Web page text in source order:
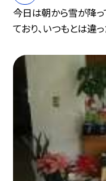
今日は朝から雪が降
ており、いつもとは違